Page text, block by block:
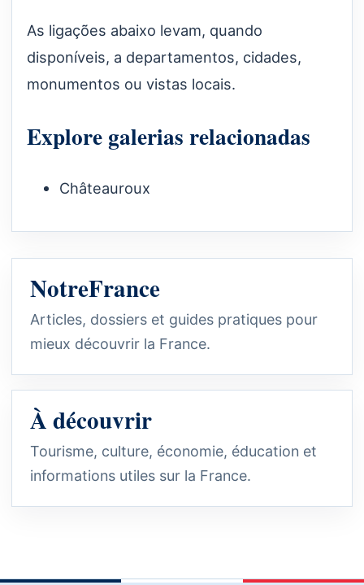
As ligações abaixo levam, quando
disponíveis, a departamentos, cidades,
monumentos ou vistas locais.
Explore galerias relacionadas
Châteauroux
NotreFrance
Articles, dossiers et guides pratiques pour
mieux découvrir la France.
À découvrir
Tourisme, culture, économie, éducation et
informations utiles sur la France.